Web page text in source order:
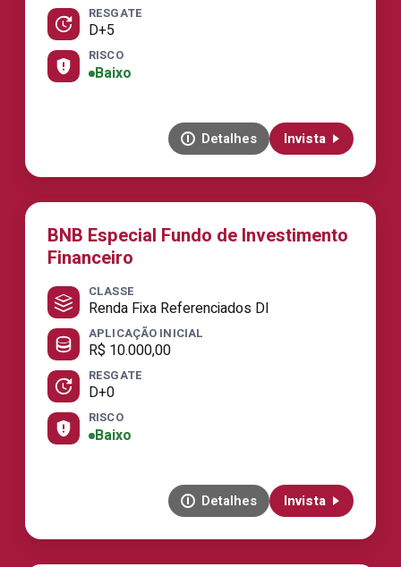
RESGATE
D+5
RISCO
Baixo
Detalhes Invista
BNB Especial Fundo de Investimento
Financeiro
CLASSE
Renda Fixa Referenciados DI
APLICAÇÃO INICIAL
R$ 10.000,00
RESGATE
D+0
RISCO
Baixo
Detalhes Invista